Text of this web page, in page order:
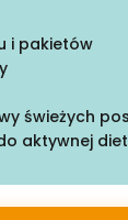
i pakietów
świeżych
aktywnej